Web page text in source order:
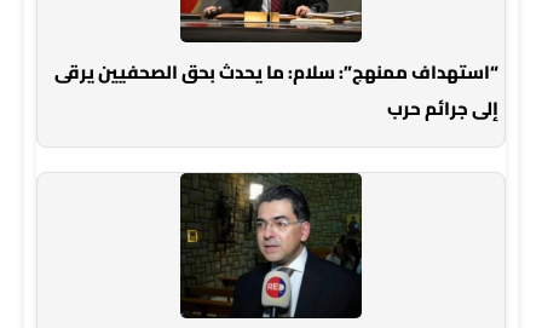
“استهداف ممنهج”: سلام: ما يحدث بحق الصحفيين يرقى
إلى جرائم حرب